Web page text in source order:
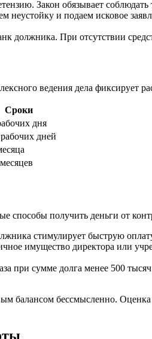
Закон обязывает
и подаем исковое
должника. При отсутствии
ведения дела фиксирует
Сроки
дня
дней
способы получить деньги от
стимулирует быструю
имущество директора или
при сумме долга менее 500
балансом бессмысленно.